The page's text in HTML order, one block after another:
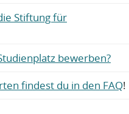
Stiftung für
bewerben?
findest du in den FAQ!